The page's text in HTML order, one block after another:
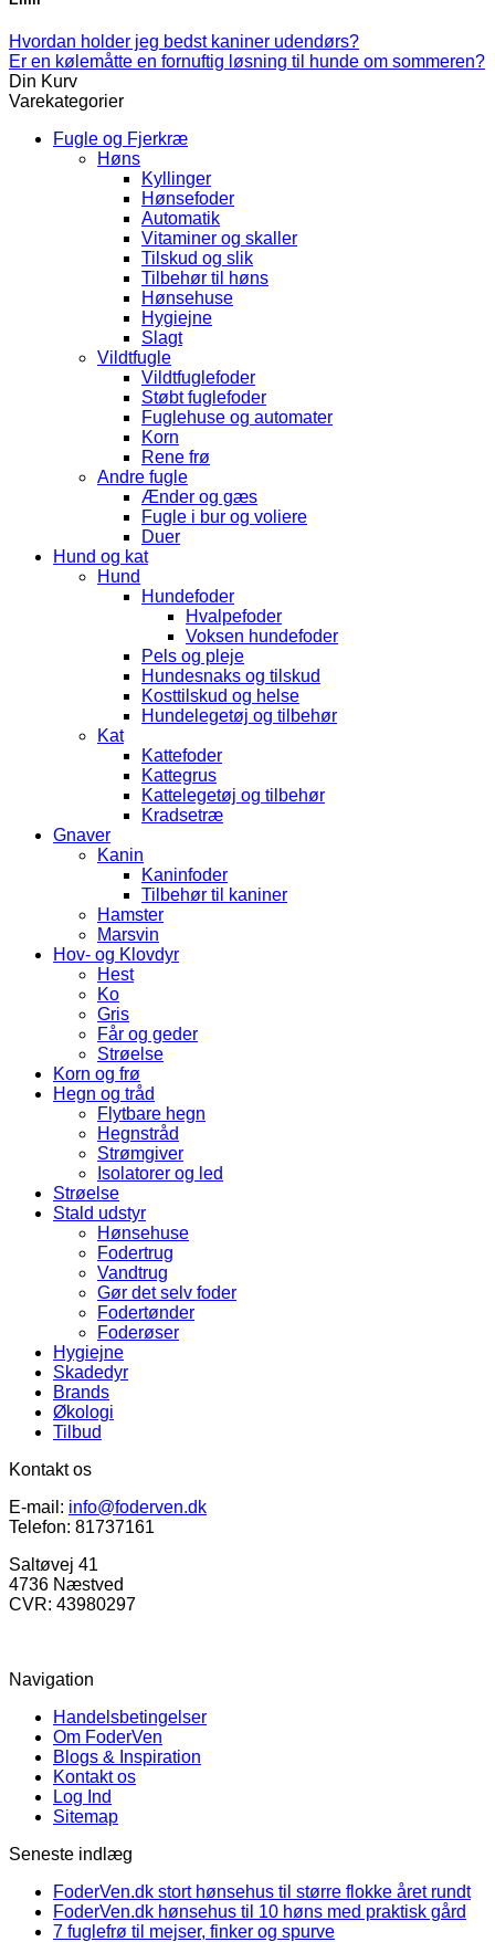
Hvordan holder jeg bedst kaniner udendørs?
Er en kølemåtte en fornuftig løsning til hunde om sommeren?
Din Kurv
Varekategorier
Fugle og Fjerkræ
Høns
Kyllinger
Hønsefoder
Automatik
Vitaminer og skaller
Tilskud og slik
Tilbehør til høns
Hønsehuse
Hygiejne
Slagt
Vildtfugle
Vildtfuglefoder
Støbt fuglefoder
Fuglehuse og automater
Korn
Rene frø
Andre fugle
Ænder og gæs
Fugle i bur og voliere
Duer
Hund og kat
Hund
Hundefoder
Hvalpefoder
Voksen hundefoder
Pels og pleje
Hundesnaks og tilskud
Kosttilskud og helse
Hundelegetøj og tilbehør
Kat
Kattefoder
Kattegrus
Kattelegetøj og tilbehør
Kradsetræ
Gnaver
Kanin
Kaninfoder
Tilbehør til kaniner
Hamster
Marsvin
Hov- og Klovdyr
Hest
Ko
Gris
Får og geder
Strøelse
Korn og frø
Hegn og tråd
Flytbare hegn
Hegnstråd
Strømgiver
Isolatorer og led
Strøelse
Stald udstyr
Hønsehuse
Fodertrug
Vandtrug
Gør det selv foder
Fodertønder
Foderøser
Hygiejne
Skadedyr
Brands
Økologi
Tilbud
Kontakt os
E-mail: info@foderven.dk
Telefon: 81737161
Saltøvej 41
4736 Næstved
CVR: 43980297
Navigation
Handelsbetingelser
Om FoderVen
Blogs & Inspiration
Kontakt os
Log Ind
Sitemap
Seneste indlæg
FoderVen.dk stort hønsehus til større flokke året rundt
FoderVen.dk hønsehus til 10 høns med praktisk gård
7 fuglefrø til mejser, finker og spurve